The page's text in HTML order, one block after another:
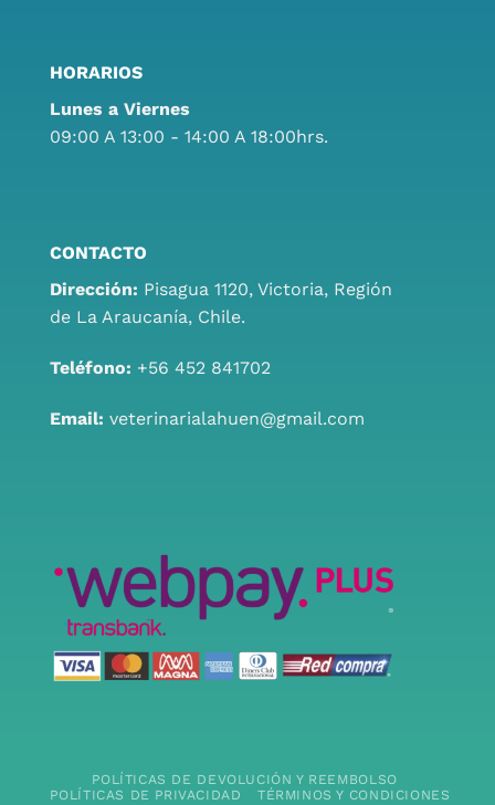
HORARIOS
Lunes a Viernes
09:00 A 13:00 - 14:00 A 18:00hrs.
CONTACTO
Dirección: Pisagua 1120, Victoria, Región
de La Araucanía, Chile.
Teléfono: +56 452 841702
Email: veterinarialahuen@gmail.com
POLÍTICAS DE DEVOLUCIÓN Y REEMBOLSO
POLÍTICAS DE PRIVACIDAD
TÉRMINOS Y CONDICIONES